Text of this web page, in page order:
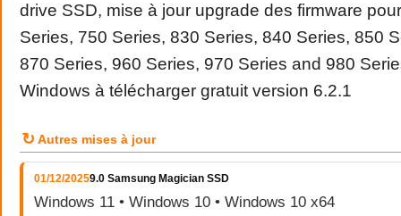
drive SSD, mise à jour upgrade des firmware
Series, 750 Series, 830 Series, 840 Series, 850
870 Series, 960 Series, 970 Series and 980
Windows à télécharger gratuit version 6.2.1
↻ Autres mises à jour
01/12/20259.0 Samsung Magician SSD
Windows 11 • Windows 10 • Windows 10 x64